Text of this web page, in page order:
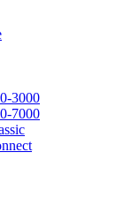
3000
7000